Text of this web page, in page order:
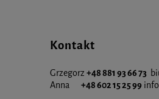
Kontakt
Grzegorz +48 881 93 66 73
Anna
+48 602 15 25 99